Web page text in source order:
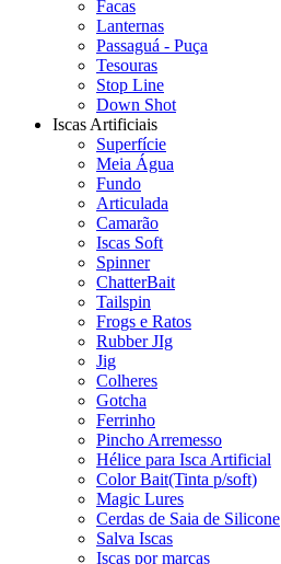
Facas
Lanternas
Passaguá - Puça
Tesouras
Stop Line
Down Shot
Iscas Artificiais
Superfície
Meia Água
Fundo
Articulada
Camarão
Iscas Soft
Spinner
ChatterBait
Tailspin
Frogs e Ratos
Rubber JIg
Jig
Colheres
Gotcha
Ferrinho
Pincho Arremesso
Hélice para Isca Artificial
Color Bait(Tinta p/soft)
Magic Lures
Cerdas de Saia de Silicone
Salva Iscas
Iscas por marcas